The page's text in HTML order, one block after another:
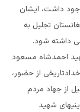
داشت، ایشان
تجلیل به
داشته شود.
احمدشاه مسعود
از حضور،
از جهاد مردم
شهید